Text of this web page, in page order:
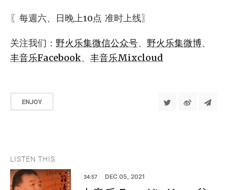
〖每週六、日晚上10点 准时上线〗
关注我们： 野火乐集微信公众号、 野火乐集微博、
丰音乐Facebook、 丰音乐Mixcloud
ENJOY
LISTEN THIS
34:57 DEC 05, 2021